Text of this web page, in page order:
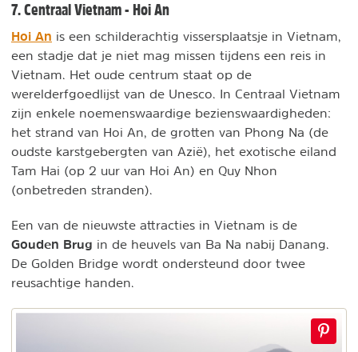
7. Centraal Vietnam - Hoi An
Hoi An is een schilderachtig vissersplaatsje in Vietnam,
een stadje dat je niet mag missen tijdens een reis in
Vietnam. Het oude centrum staat op de
werelderfgoedlijst van de Unesco. In Centraal Vietnam
zijn enkele noemenswaardige bezienswaardigheden:
het strand van Hoi An, de grotten van Phong Na (de
oudste karstgebergten van Azië), het exotische eiland
Tam Hai (op 2 uur van Hoi An) en Quy Nhon
(onbetreden stranden).
Een van de nieuwste attracties in Vietnam is de
Gouden Brug in de heuvels van Ba Na nabij Danang.
De Golden Bridge wordt ondersteund door twee
reusachtige handen.